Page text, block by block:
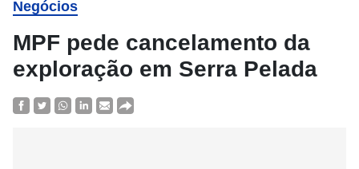
Negócios
MPF pede cancelamento da
exploração em Serra Pelada